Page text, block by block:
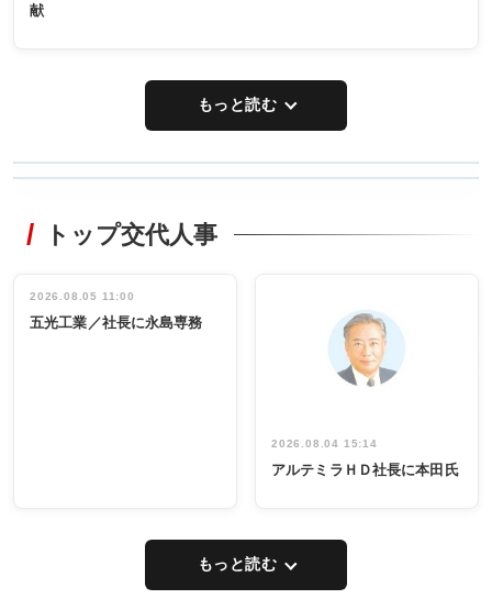
献
もっと読む
非鉄業界で
インタビュ
ー／社内ア
タックトレー
祝う 業界関
係者ら220人
出席
トップ交代人事
2026.08.05 11:00
五光工業／社長に永島専務
2026.08.04 15:14
アルテミラＨＤ社長に本田氏
もっと読む